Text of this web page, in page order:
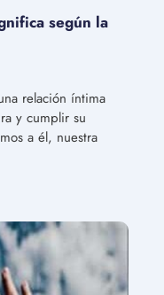
según la
relación íntima
y cumplir su
a él, nuestra